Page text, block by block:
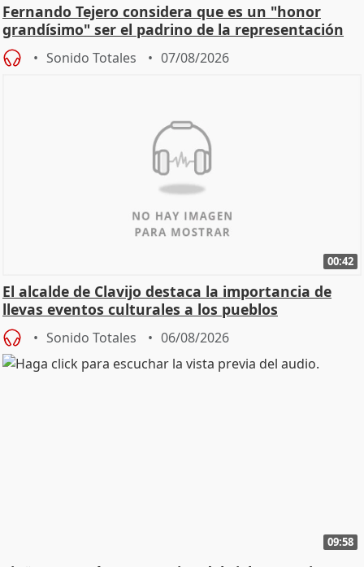
Fernando Tejero considera que es un "honor
grandísimo" ser el padrino de la representación
Sonido Totales 07/08/2026
00:42
El alcalde de Clavijo destaca la importancia de
llevas eventos culturales a los pueblos
Sonido Totales 06/08/2026
09:58